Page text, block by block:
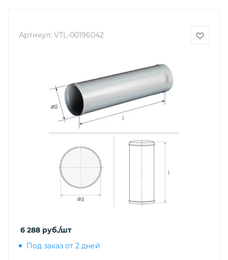
Артикул: VTL-00196042
6 288 руб./шт
Под заказ от 2 дней